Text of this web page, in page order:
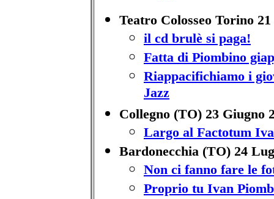
Teatro Colosseo Torino
il cd brulè si paga!
Fatta di Piombino
Riappacifichiamo i
Jazz
Collegno (TO) 23 Giugno
Largo al Factotum
Bardonecchia (TO) 24
Non ci fanno fare le
Proprio tu Ivan